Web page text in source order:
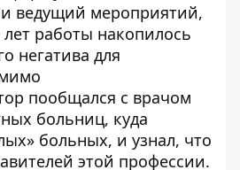
ведущий мероприятий,
лет работы накопилось
негатива для
пообщался с врачом
больниц, куда
больных, и узнал, что
этой профессии.